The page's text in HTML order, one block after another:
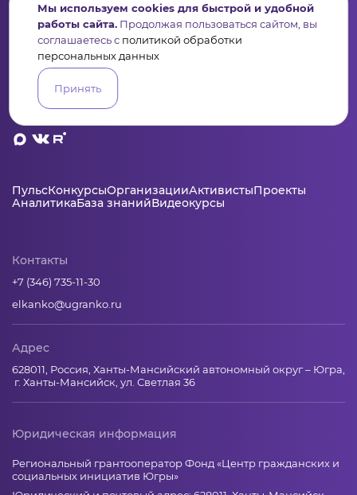
Сервис для некоммерческих организаций
и социальных предпринимателей
Подпишись на рассылку дайджест, новости, мероприятия
ПульсКонкурсыОрганизацииАктивистыПроекты
АналитикаБаза знанийВидеокурсы
Контакты
+7 (346) 735-11-30
elkanko@ugranko.ru
Адрес
628011, Россия, Ханты-Мансийский автономный округ – Югра,
г. Ханты-Мансийск, ул. Светлая 36
Юридическая информация
Региональный грантооператор Фонд «Центр гражданских и
социальных инициатив Югры»
Мы используем cookies для быстрой и удобной
работы сайта. Продолжая пользоваться сайтом, вы
соглашаетесь с политикой обработки
персональных данных
Принять